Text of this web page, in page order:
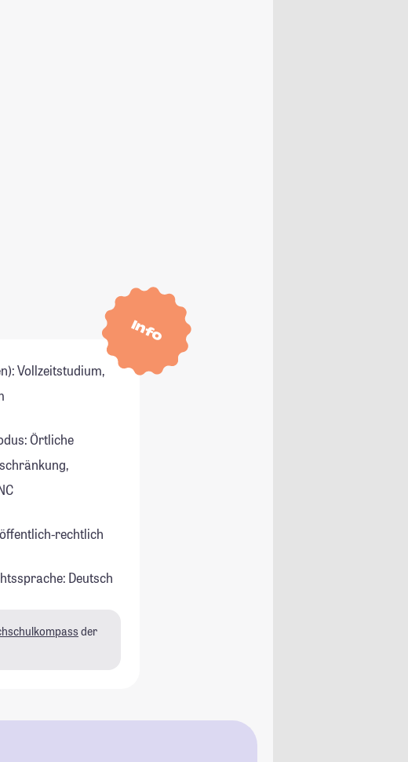
Info
Vollzeitstudium,
Örtliche
rechtlich
Deutsch
der